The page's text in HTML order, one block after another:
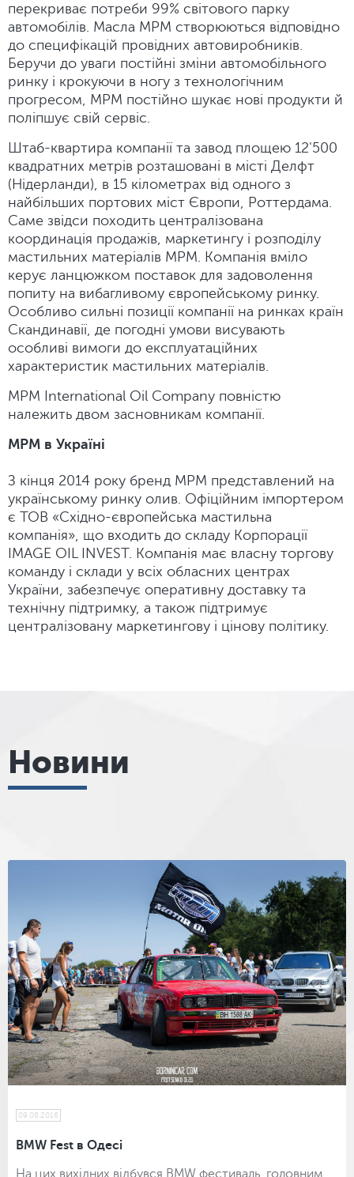
перекриває потреби 99% світового парку
автомобілів. Масла MPM створюються відповідно
до специфікацій провідних автовиробників.
Беручи до уваги постійні зміни автомобільного
ринку і крокуючи в ногу з технологічним
прогресом, MPM постійно шукає нові продукти й
поліпшує свій сервіс.
Штаб-квартира компанії та завод площею 12'500
квадратних метрів розташовані в місті Делфт
(Нідерланди), в 15 кілометрах від одного з
найбільших портових міст Європи, Роттердама.
Саме звідси походить централізована
координація продажів, маркетингу і розподілу
мастильних матеріалів MPM. Компанія вміло
керує ланцюжком поставок для задоволення
попиту на вибагливому європейському ринку.
Особливо сильні позиції компанії на ринках країн
Скандинавії, де погодні умови висувають
особливі вимоги до експлуатаційних
характеристик мастильних матеріалів.
MPM International Oil Company повністю
належить двом засновникам компанії.
MPM в Україні
З кінця 2014 року бренд МРМ представлений на
українському ринку олив. Офіційним імпортером
є ТОВ «Східно-європейська мастильна
компанія», що входить до складу Корпорації
IMAGE OIL INVEST. Компанія має власну торгову
команду і склади у всіх обласних центрах
України, забезпечує оперативну доставку та
технічну підтримку, а також підтримує
централізовану маркетингову і цінову політику.
Новини
09.08.2016
BMW Fest в Одесі
На цих вихідних відбувся BMW фестиваль, головним